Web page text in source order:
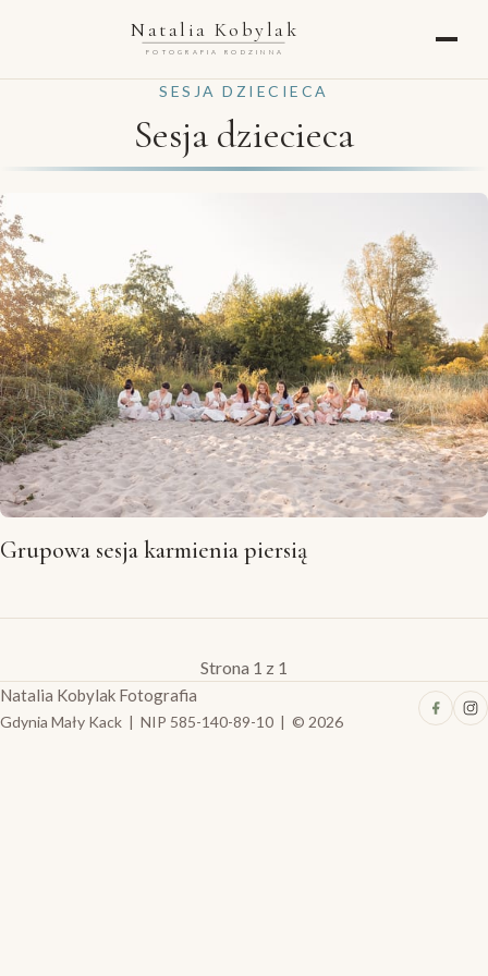
Natalia Kobylak
FOTOGRAFIA RODZINNA
SESJA DZIECIECA
Sesja dziecieca
Grupowa sesja karmienia piersią
Strona 1 z 1
Natalia Kobylak Fotografia
Gdynia Mały Kack | NIP 585-140-89-10 | © 2026